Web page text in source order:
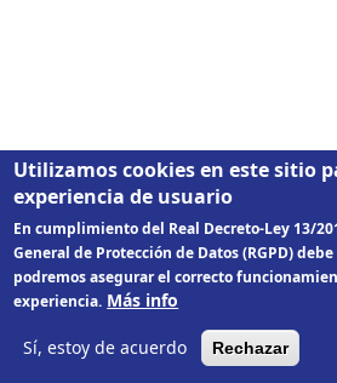
Utilizamos cookies en este sitio
experiencia de usuario
En cumplimiento del Real Decreto-Ley 13/
General de Protección de Datos (RGPD)
podremos asegurar el correcto
experiencia. Más info
Sí, estoy de acuerdo Rechazar